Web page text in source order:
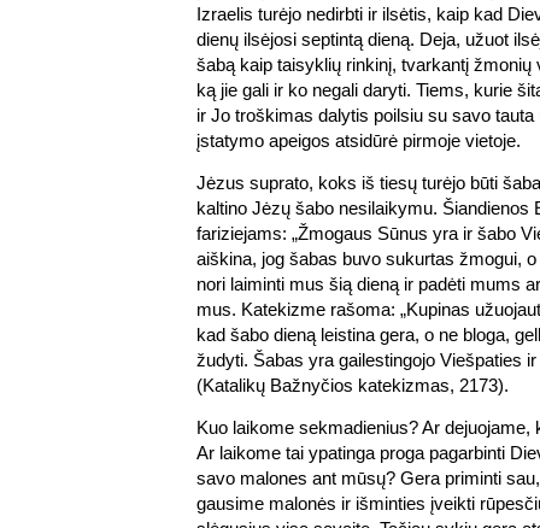
Izraelis turėjo nedirbti ir ilsėtis, kaip kad
dienų ilsėjosi septintą dieną. Deja, užuot
šabą kaip taisyklių rinkinį, tvarkantį
ką jie gali ir ko negali daryti. Tiems, kurie
ir Jo troškimas dalytis poilsiu su savo
įstatymo apeigos atsidūrė pirmoje vietoje.
Jėzus suprato, koks iš tiesų turėjo būti
kaltino Jėzų šabo nesilaikymu. Šiandienos
fariziejams: „Žmogaus Sūnus yra ir šabo
aiškina, jog šabas buvo sukurtas žmogui,
nori laiminti mus šią dieną ir padėti mums
mus. Katekizme rašoma: „Kupinas
kad šabo dieną leistina gera, o ne bloga,
žudyti. Šabas yra gailestingojo Viešpaties
(Katalikų Bažnyčios katekizmas, 2173).
Kuo laikome sekmadienius? Ar dejuojame,
Ar laikome tai ypatinga proga pagarbinti
savo malones ant mūsų? Gera priminti
gausime malonės ir išminties įveikti